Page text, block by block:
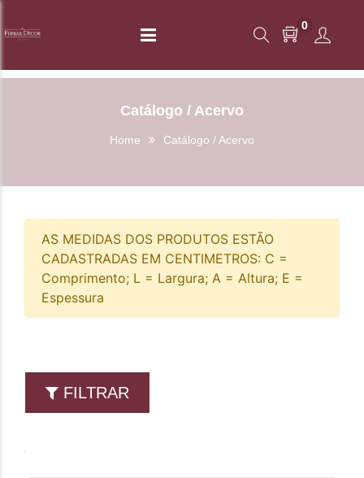
0
Catálogo / Acervo
Home Catálogo / Acervo
AS MEDIDAS DOS PRODUTOS ESTÃO
CADASTRADAS EM CENTIMETROS: C =
Comprimento; L = Largura; A = Altura; E =
Espessura
FILTRAR